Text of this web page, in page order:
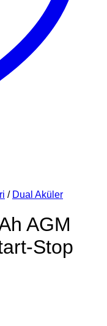
/ Dual Aküler
AGM
Stop